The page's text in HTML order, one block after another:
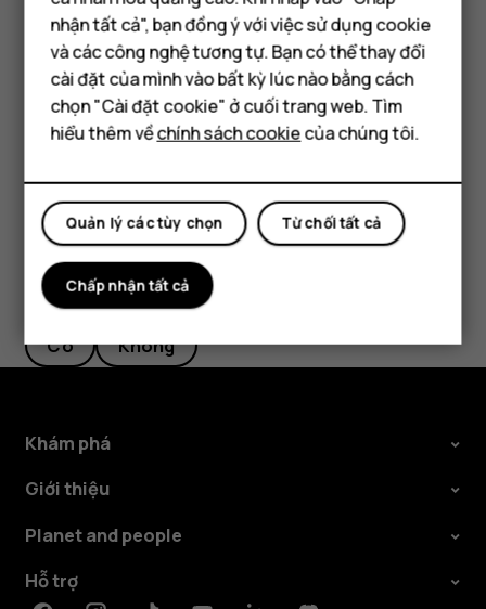
Điện thoại thông minh
Điện thoại phổ thông
Máy tính bảng
thống>Cử chỉ>Tắt âm lượng khi nhấc lênvà chuyển
thành bật.
Nếu bạn muốn từ chối cuộc gọi đến bằng cách lật
điện thoại, hãy chạm vàoCài đặt>Hệ thống>
>Lật để từ chối cuộc gọivà chuyển thành bật.
Bạn tìm được thông tin hữu ích không?
Có Không
Khám phá
Giới thiệu
Planet and people
Hỗ trợ
nhận tất cả", bạn đồng ý với việc sử dụng cookie
và các công nghệ tương tự. Bạn có thể thay đổi
cài đặt của mình vào bất kỳ lúc nào bằng cách
chọn "Cài đặt cookie" ở cuối trang web. Tìm
hiểu thêm vềchính sách cookiecủa chúng tôi.
Từ chối tất cả
Quản lý các tùy chọn
Chấp nhận tất cả